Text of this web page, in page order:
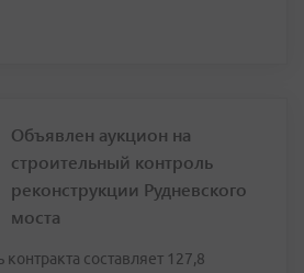
Объявлен аукцион на
строительный контроль
реконструкции Рудневского
моста
контракта составляет 127,8